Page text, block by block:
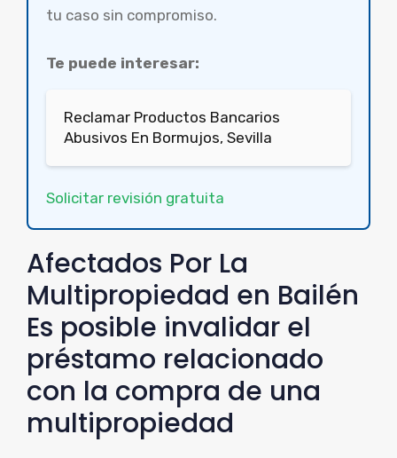
tu caso sin compromiso.
Te puede interesar:
Reclamar Productos Bancarios
Abusivos En Bormujos, Sevilla
Solicitar revisión gratuita
Afectados Por La
Multipropiedad en Bailén
Es posible invalidar el
préstamo relacionado
con la compra de una
multipropiedad